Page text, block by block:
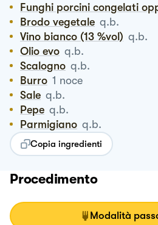
Funghi porcini congelati
Brodo vegetale q.b.
Vino bianco (13 %vol) q.b.
Olio evo q.b.
Scalogno q.b.
Burro 1 noce
Sale q.b.
Pepe q.b.
Parmigiano q.b.
Copia ingredienti
Procedimento
Modalità